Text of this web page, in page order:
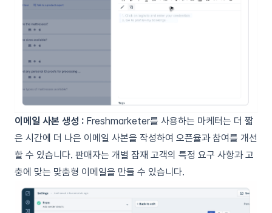
이메일 사본 생성 : Freshmarketer를 사용하는 마케터는 더 짧
은 시간에 더 나은 이메일 사본을 작성하여 오픈율과 참여를 개선
할 수 있습니다. 판매자는 개별 잠재 고객의 특정 요구 사항과 고
충에 맞는 맞춤형 이메일을 만들 수 있습니다.